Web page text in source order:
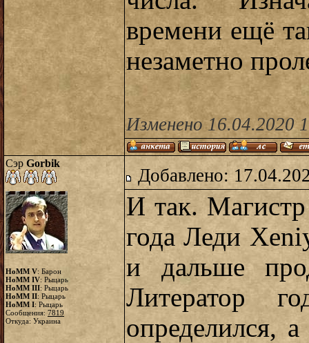
времени ещё
незаметно
Изменено 16.04.2020
Сэр Gorbik
HoMM V: Барон
HoMM IV: Рыцарь
HoMM III: Рыцарь
HoMM II: Рыцарь
HoMM I: Рыцарь
Сообщения: 7819
Откуда: Украина
Добавлено:
И так.
года Леди
и дальше
Литератор
определился,